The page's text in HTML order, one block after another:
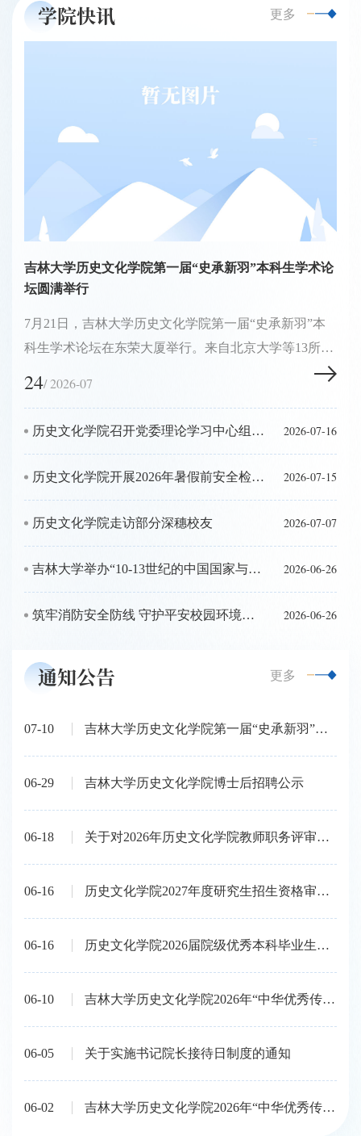
学院快讯 更多
吉林大学历史文化学院第一届“史承新羽”本科生学术论
坛圆满举行
7月21日，吉林大学历史文化学院第一届“史承新羽”本
科生学术论坛在东荣大厦举行。来自北京大学等13所高
校的28名本科生代表参加论坛。吉林大学原党委副书
坛开幕式在东荣大厦A1004会议室拉开帷幕，由赵大伟
参会情况。随后，...
24/ 2026-07
历史文化学院召开党委理论学习中心组会议专题学习研讨习近平党建思想 2026-07-16
历史文化学院开展2026年暑假前安全检查工作 2026-07-15
历史文化学院走访部分深穗校友 2026-07-07
吉林大学举办“10-13世纪的中国国家与社会”青年学术工作坊 2026-06-26
筑牢消防安全防线 守护平安校园环境—历史文化学院和文学院联合举办消防安全专题讲座 2026-06-26
通知公告 更多
07-10 吉林大学历史文化学院第一届“史承新羽”本科生学术论坛入围名单公示
06-29 吉林大学历史文化学院博士后招聘公示
06-18 关于对2026年历史文化学院教师职务评审推荐人选进行公示的通知
06-16 历史文化学院2027年度研究生招生资格审核通过人员公示
06-16 历史文化学院2026届院级优秀本科毕业生推荐人选名单公示
06-10 吉林大学历史文化学院2026年“中华优秀传统文化”招生复试成绩及拟录取公示
06-05 关于实施书记院长接待日制度的通知
06-02 吉林大学历史文化学院2026年“中华优秀传统文化专项计划”招生复试安排及进入复试人员名单公示